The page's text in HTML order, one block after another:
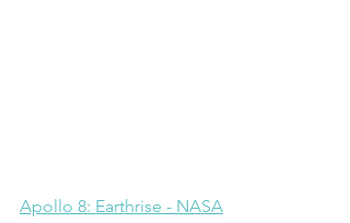
Apollo 8: Earthrise - NASA